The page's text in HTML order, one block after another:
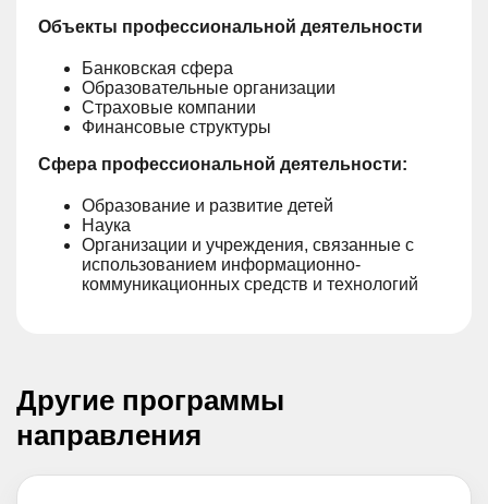
Объекты профессиональной деятельности
Банковская сфера
Образовательные организации
Страховые компании
Финансовые структуры
Сфера профессиональной деятельности:
Образование и развитие детей
Наука
Организации и учреждения, связанные с
использованием информационно-
коммуникационных средств и технологий
Другие программы
направления